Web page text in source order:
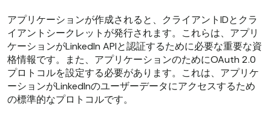
アプリケーションが作成されると、クライアントIDとクラ
イアントシークレットが発行されます。これらは、アプリ
ケーションがLinkedIn APIと認証するために必要な重要な資
格情報です。また、アプリケーションのためにOAuth 2.0
プロトコルを設定する必要があります。これは、アプリケ
ーションがLinkedInのユーザーデータにアクセスするため
の標準的なプロトコルです。